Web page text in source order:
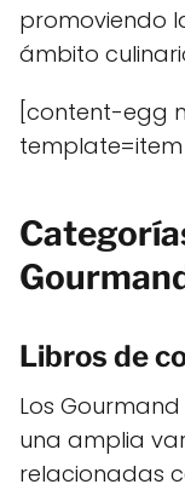
promoviendo
ámbito
[content-egg
Libros de
Los
una amplia
relacionadas